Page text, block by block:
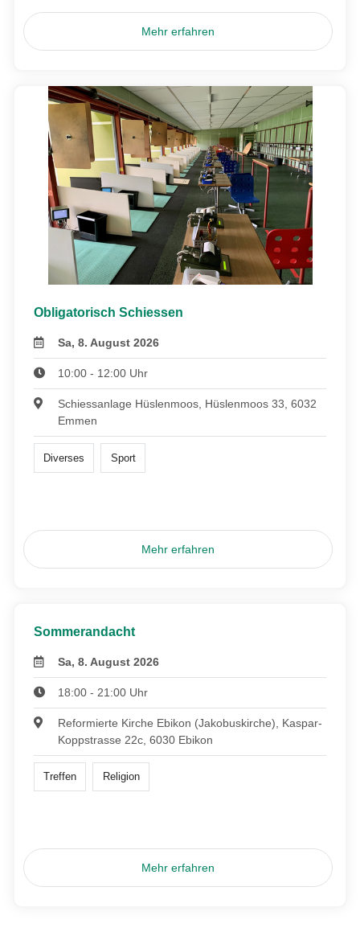
Mehr erfahren
Obligatorisch Schiessen
Sa, 8. August 2026
10:00 - 12:00 Uhr
Schiessanlage Hüslenmoos, Hüslenmoos 33, 6032
Emmen
Diverses Sport
Mehr erfahren
Sommerandacht
Sa, 8. August 2026
18:00 - 21:00 Uhr
Reformierte Kirche Ebikon (Jakobuskirche), Kaspar-
Koppstrasse 22c, 6030 Ebikon
Treffen Religion
Mehr erfahren